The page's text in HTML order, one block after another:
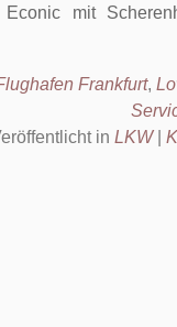
Econic mit
Frankfurt,
in LKW|